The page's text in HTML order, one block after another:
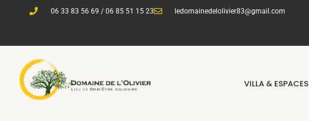
06 33 83 56 69 / 06 85 51 15 23 ledomainedelolivier83@gmail.com
VILLA & ESPACES